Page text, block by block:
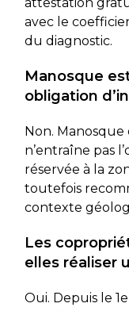
avec le
du diagnostic.
Manosque
obligation
Non.
n’entraîne pas
réservée à la
toutefois
contexte
Les
elles réaliser
Oui. Depuis le